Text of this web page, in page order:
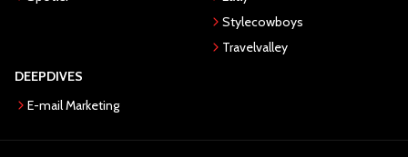
Stylecowboys
Travelvalley
DEEPDIVES
E-mail Marketing